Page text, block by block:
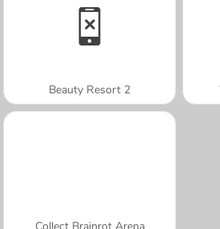
Beauty Resort 2
Collect Brainrot Arena